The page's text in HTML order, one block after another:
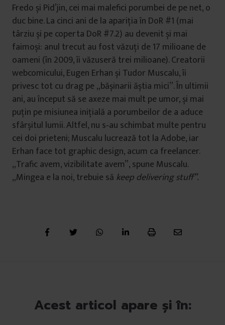
Fredo și Pid’jin, cei mai malefici porumbei de pe net, o
duc bine. La cinci ani de la apariția în DoR #1 (mai
târziu și pe coperta DoR #7.2) au devenit și mai
faimoși: anul trecut au fost văzuți de 17 milioane de
oameni (în 2009, îi văzuseră trei milioane). Creatorii
webcomicului, Eugen Erhan și Tudor Muscalu, îi
privesc tot cu drag pe „bășinarii ăștia mici”. În ultimii
ani, au început să se axeze mai mult pe umor, și mai
puțin pe misiunea inițială a porumbeilor de a aduce
sfârșitul lumii. Altfel, nu s‐au schimbat multe pentru
cei doi prieteni; Muscalu lucrează tot la Adobe, iar
Erhan face tot graphic design, acum ca freelancer.
„Trafic avem, vizibilitate avem”, spune Muscalu.
„Mingea e la noi, trebuie să keep delivering stuff”.
Acest articol apare și în: